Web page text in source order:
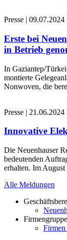
Presse | 09.07.2024
Erste bei
in Betrieb
In Gaziantep/
montierte
Nonwoven, die
Presse | 21.06.2024
Innovative
Die Neuenhauser
bedeutenden
erhalten. Im August
Alle Meldungen
Firmengruppe
Firmen